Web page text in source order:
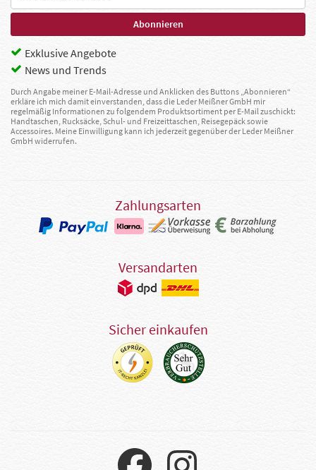
Exklusive Angebote
News und Trends
Durch Angabe meiner E-Mail-Adresse und Anklicken des Buttons „Abonnieren“
erkläre ich mich damit einverstanden, dass die Leder Meißner GmbH mir
regelmäßig Informationen zu folgendem Produktsortiment per E-Mail zuschickt:
Handtaschen, Rucksäcke, Schul- und Freizeittaschen, Reisegepäck sowie
Accessoires. Meine Einwilligung kann ich jederzeit gegenüber der Leder Meißner
GmbH widerrufen.
Zahlungsarten
Versandarten
Sicher einkaufen